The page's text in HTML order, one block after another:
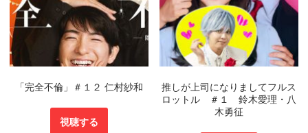
「完全不倫」＃１２ 仁村紗和
視聴する
推しが上司になりましてフルス
ロットル ＃１ 鈴木愛理・八
木勇征